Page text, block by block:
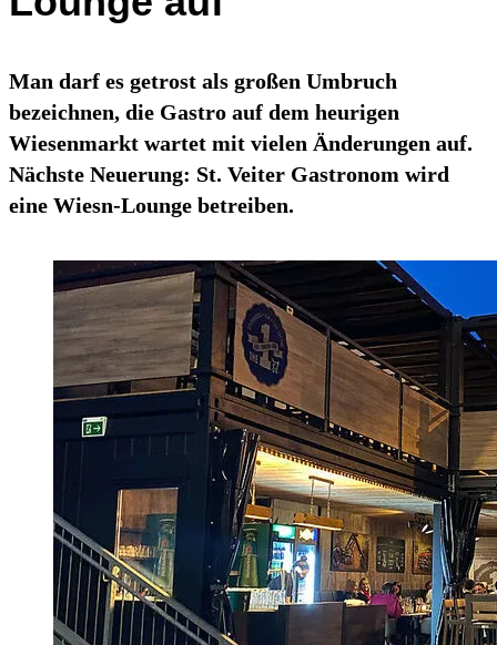
Man darf es getrost als großen Umbruch
bezeichnen, die Gastro auf dem heurigen
Wiesenmarkt wartet mit vielen Änderungen auf.
Nächste Neuerung: St. Veiter Gastronom wird
eine Wiesn-Lounge betreiben.